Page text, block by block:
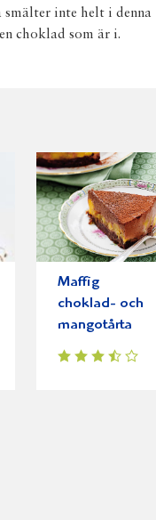
inte helt i denna
choklad som är i.
Maffig
choklad- och
mangotårta